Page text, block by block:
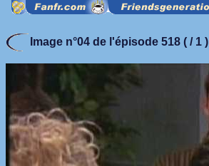
Image n°04 de l'épisode 518 ( / 1 )